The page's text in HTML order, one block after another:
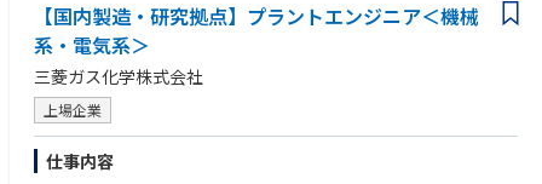
【国内製造・研究拠点】プラントエンジニア＜機械
系・電気系＞
三菱ガス化学株式会社
上場企業
仕事内容